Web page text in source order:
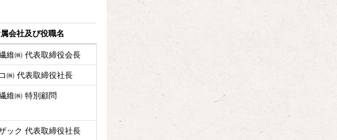
会社及び役職名
社及び役職名
維㈱ 代表取締役会長
㈱ 代表取締役社長
維㈱ 特別顧問
ック 代表取締役社長